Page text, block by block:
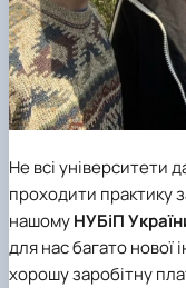
Не всі університети
проходити практику
нашомуНУБіП
для нас багато нової
хорошу заробітну